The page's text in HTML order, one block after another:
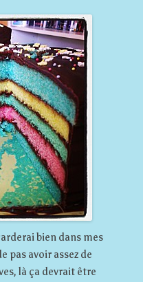
bien dans mes
pas avoir assez de
là ça devrait être